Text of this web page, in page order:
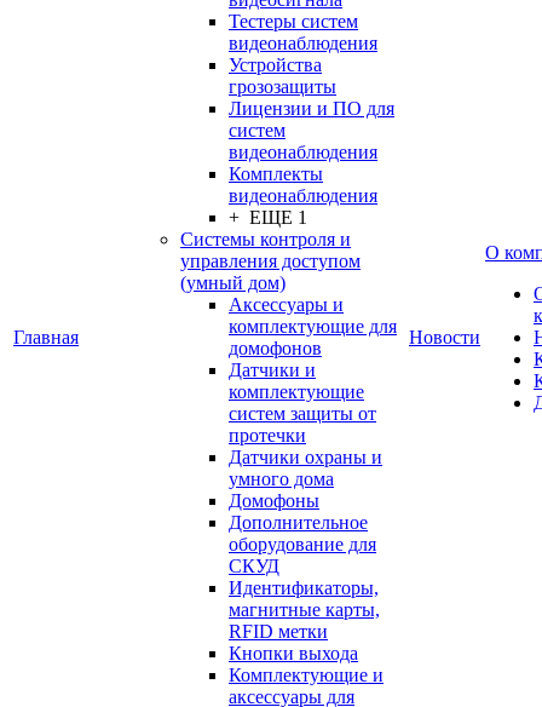
Главная
Тестеры систем
видеонаблюдения
Устройства
грозозащиты
Лицензии и ПО для
систем
видеонаблюдения
Комплекты
видеонаблюдения
+ ЕЩЕ 1
Системы контроля и
управления доступом
(умный дом)
Аксессуары и
комплектующие для
домофонов
Датчики и
комплектующие
систем защиты от
протечки
Датчики охраны и
умного дома
Домофоны
Дополнительное
оборудование для
СКУД
Идентификаторы,
магнитные карты,
RFID метки
Кнопки выхода
Комплектующие и
аксессуары для
Новости
О